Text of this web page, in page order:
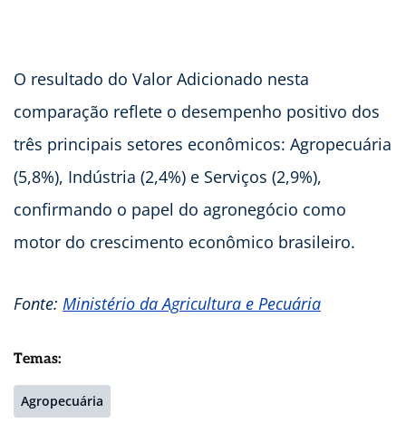
O resultado do Valor Adicionado nesta
comparação reflete o desempenho positivo dos
três principais setores econômicos: Agropecuária
(5,8%), Indústria (2,4%) e Serviços (2,9%),
confirmando o papel do agronegócio como
motor do crescimento econômico brasileiro.
Fonte: Ministério da Agricultura e Pecuária
Temas:
Agropecuária